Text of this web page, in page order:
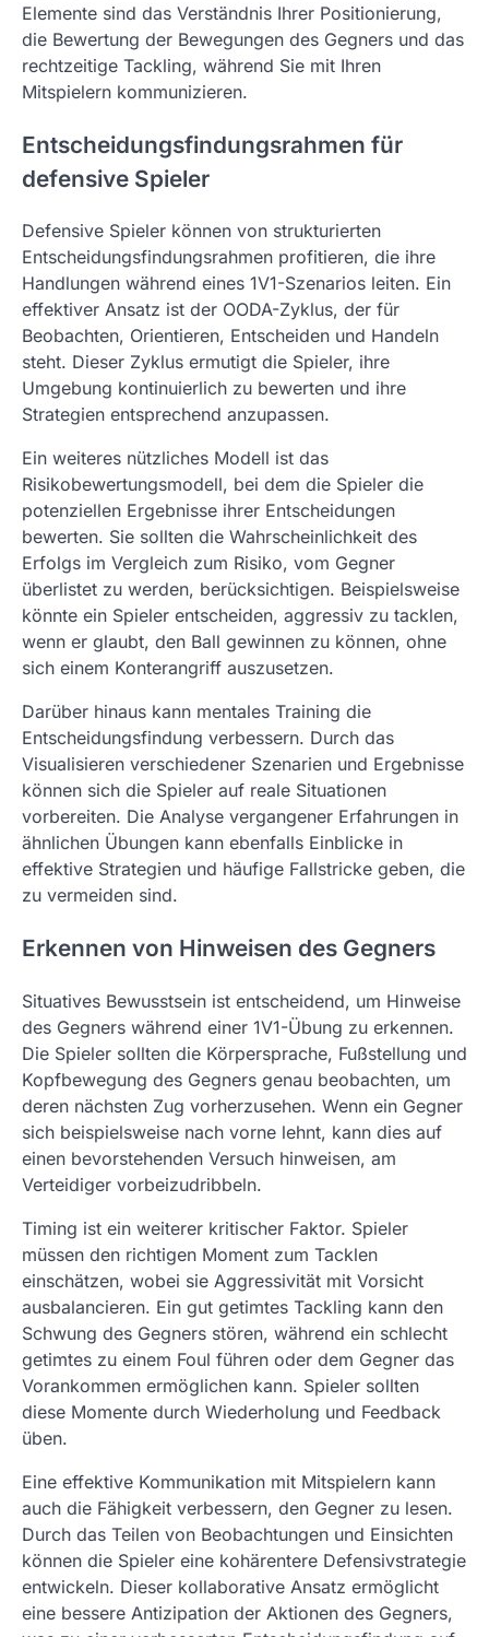
Elemente sind das Verständnis Ihrer Positionierung,
die Bewertung der Bewegungen des Gegners und das
rechtzeitige Tackling, während Sie mit Ihren
Mitspielern kommunizieren.
Entscheidungsfindungsrahmen für
defensive Spieler
Defensive Spieler können von strukturierten
Entscheidungsfindungsrahmen profitieren, die ihre
Handlungen während eines 1V1-Szenarios leiten. Ein
effektiver Ansatz ist der OODA-Zyklus, der für
Beobachten, Orientieren, Entscheiden und Handeln
steht. Dieser Zyklus ermutigt die Spieler, ihre
Umgebung kontinuierlich zu bewerten und ihre
Strategien entsprechend anzupassen.
Ein weiteres nützliches Modell ist das
Risikobewertungsmodell, bei dem die Spieler die
potenziellen Ergebnisse ihrer Entscheidungen
bewerten. Sie sollten die Wahrscheinlichkeit des
Erfolgs im Vergleich zum Risiko, vom Gegner
überlistet zu werden, berücksichtigen. Beispielsweise
könnte ein Spieler entscheiden, aggressiv zu tacklen,
wenn er glaubt, den Ball gewinnen zu können, ohne
sich einem Konterangriff auszusetzen.
Darüber hinaus kann mentales Training die
Entscheidungsfindung verbessern. Durch das
Visualisieren verschiedener Szenarien und Ergebnisse
können sich die Spieler auf reale Situationen
vorbereiten. Die Analyse vergangener Erfahrungen in
ähnlichen Übungen kann ebenfalls Einblicke in
effektive Strategien und häufige Fallstricke geben, die
zu vermeiden sind.
Erkennen von Hinweisen des Gegners
Situatives Bewusstsein ist entscheidend, um Hinweise
des Gegners während einer 1V1-Übung zu erkennen.
Die Spieler sollten die Körpersprache, Fußstellung und
Kopfbewegung des Gegners genau beobachten, um
deren nächsten Zug vorherzusehen. Wenn ein Gegner
sich beispielsweise nach vorne lehnt, kann dies auf
einen bevorstehenden Versuch hinweisen, am
Verteidiger vorbeizudribbeln.
Timing ist ein weiterer kritischer Faktor. Spieler
müssen den richtigen Moment zum Tacklen
einschätzen, wobei sie Aggressivität mit Vorsicht
ausbalancieren. Ein gut getimtes Tackling kann den
Schwung des Gegners stören, während ein schlecht
getimtes zu einem Foul führen oder dem Gegner das
Vorankommen ermöglichen kann. Spieler sollten
diese Momente durch Wiederholung und Feedback
üben.
Eine effektive Kommunikation mit Mitspielern kann
auch die Fähigkeit verbessern, den Gegner zu lesen.
Durch das Teilen von Beobachtungen und Einsichten
können die Spieler eine kohärentere Defensivstrategie
entwickeln. Dieser kollaborative Ansatz ermöglicht
eine bessere Antizipation der Aktionen des Gegners,